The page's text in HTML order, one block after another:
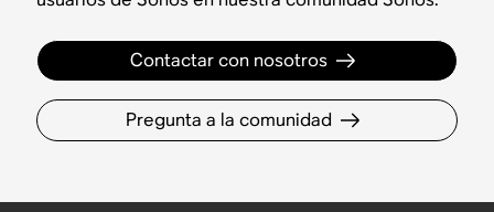
Contactar con nosotros
Pregunta a la comunidad